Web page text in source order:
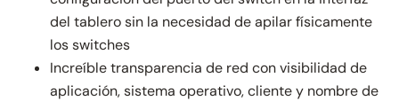
del tablero sin la necesidad de apilar físicamente
los switches
Increíble transparencia de red con visibilidad de
aplicación, sistema operativo, cliente y nombre de